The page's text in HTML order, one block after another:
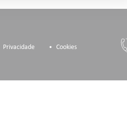
Privacidade Cookies